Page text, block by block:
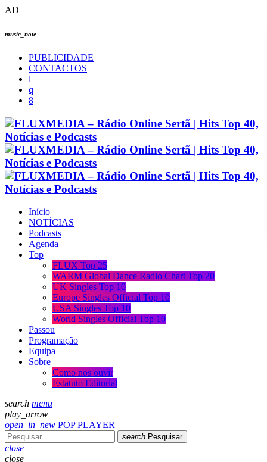
AD
music_note
PUBLICIDADE
CONTACTOS
Início
NOTÍCIAS
Podcasts
Agenda
Top
FLUX Top 25
WARM Global Dance Radio Chart Top 20
UK Singles Top 10
Europe Singles Official Top 10
USA Singles Top 10
World Singles Official Top 10
Passou
Programação
Equipa
Sobre
Como nos ouvir
Estatuto Editorial
search menu
play_arrow
open_in_new POP PLAYER
search Pesquisar
close
close